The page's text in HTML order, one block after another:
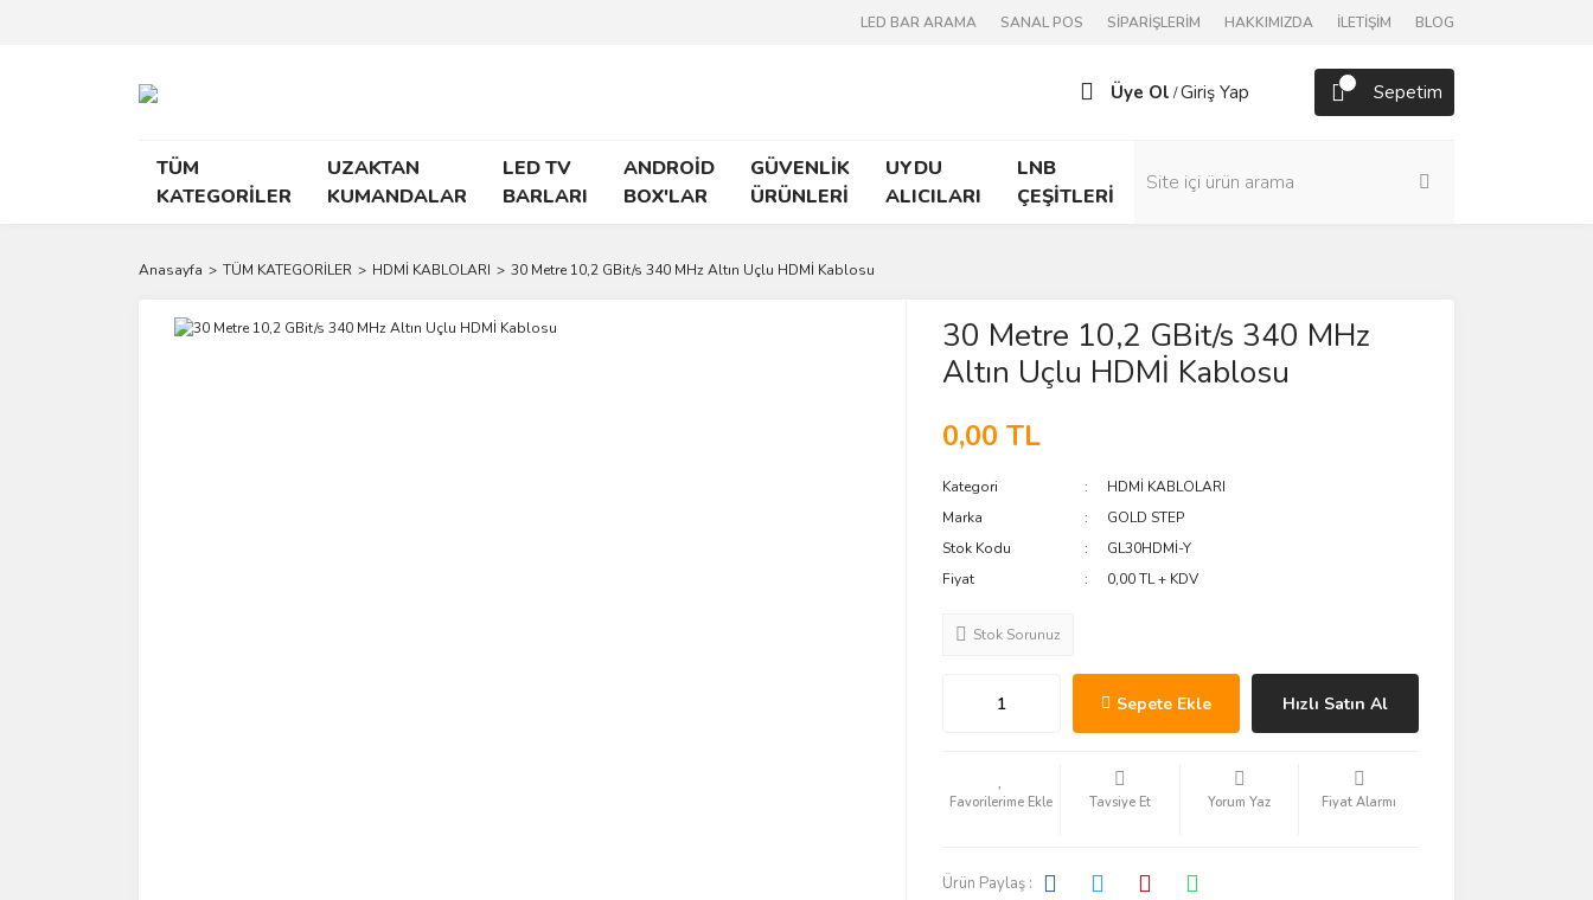
LED BAR ARAMA SANAL POS SİPARİŞLERİM HAKKIMIZDA İLETİŞİM BLOG
Üye Ol /Giriş Yap Sepetim
TÜM
KATEGORİLER
UZAKTAN
KUMANDALAR
LED TV
BARLARI
ANDROİD
BOX'LAR
GÜVENLİK
ÜRÜNLERİ
UYDU
ALICILARI
LNB
ÇEŞİTLERİ
Anasayfa TÜM KATEGORİLER HDMİ KABLOLARI 30 Metre 10,2 GBit/s 340 MHz Altın Uçlu HDMİ Kablosu
30 Metre 10,2 GBit/s 340 MHz
Altın Uçlu HDMİ Kablosu
0,00 TL
Kategori
HDMİ KABLOLARI
Marka
GOLD STEP
Stok Kodu
GL30HDMİ-Y
Fiyat
0,00 TL + KDV
Stok Sorunuz
Sepete Ekle Hızlı Satın Al
Tavsiye Et Yorum Yaz Fiyat Alarmı
Ürün Paylaş :